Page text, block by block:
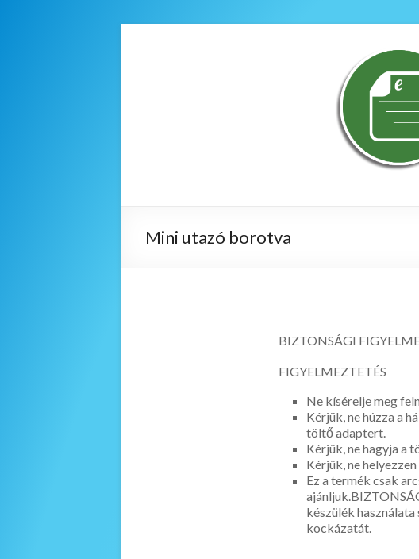
Mini utazó borotva
BIZTONSÁGI
FIGYELMEZTETÉS
Ne kísérelje meg
Kérjük, ne húzza a
töltő adaptert.
Kérjük, ne hagyja a
Kérjük, ne
Ez a termék csak
készülék
kockázatát.